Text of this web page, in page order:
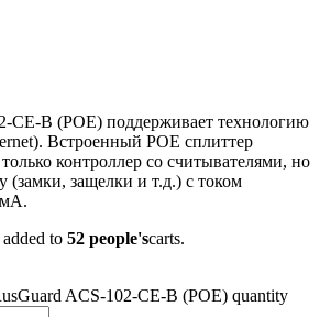
CE-B (POE) поддерживает технологию
Встроенный POE сплиттер
контроллер со считывателями, но
защелки и т.д.) с током
мА.
to 52 people'scarts.
ACS-102-CE-B (POE) quantity